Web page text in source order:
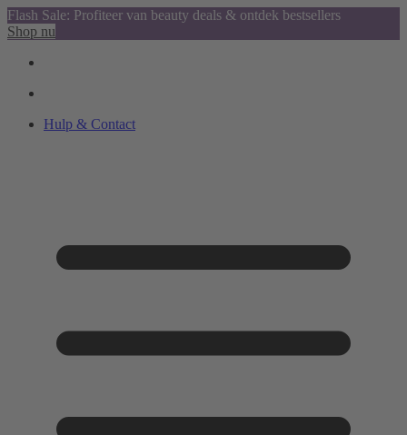
Flash Sale: Profiteer van beauty deals & ontdek bestsellers
Shop nu
Hulp & Contact